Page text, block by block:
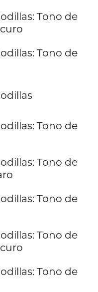
Tono de
Tono de
Tono de
Tono de
Tono de
Tono de
Tono de